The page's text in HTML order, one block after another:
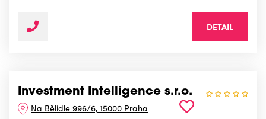
DETAIL
Investment Intelligence s.r.o.
Na Bělidle 996/6, 15000 Praha